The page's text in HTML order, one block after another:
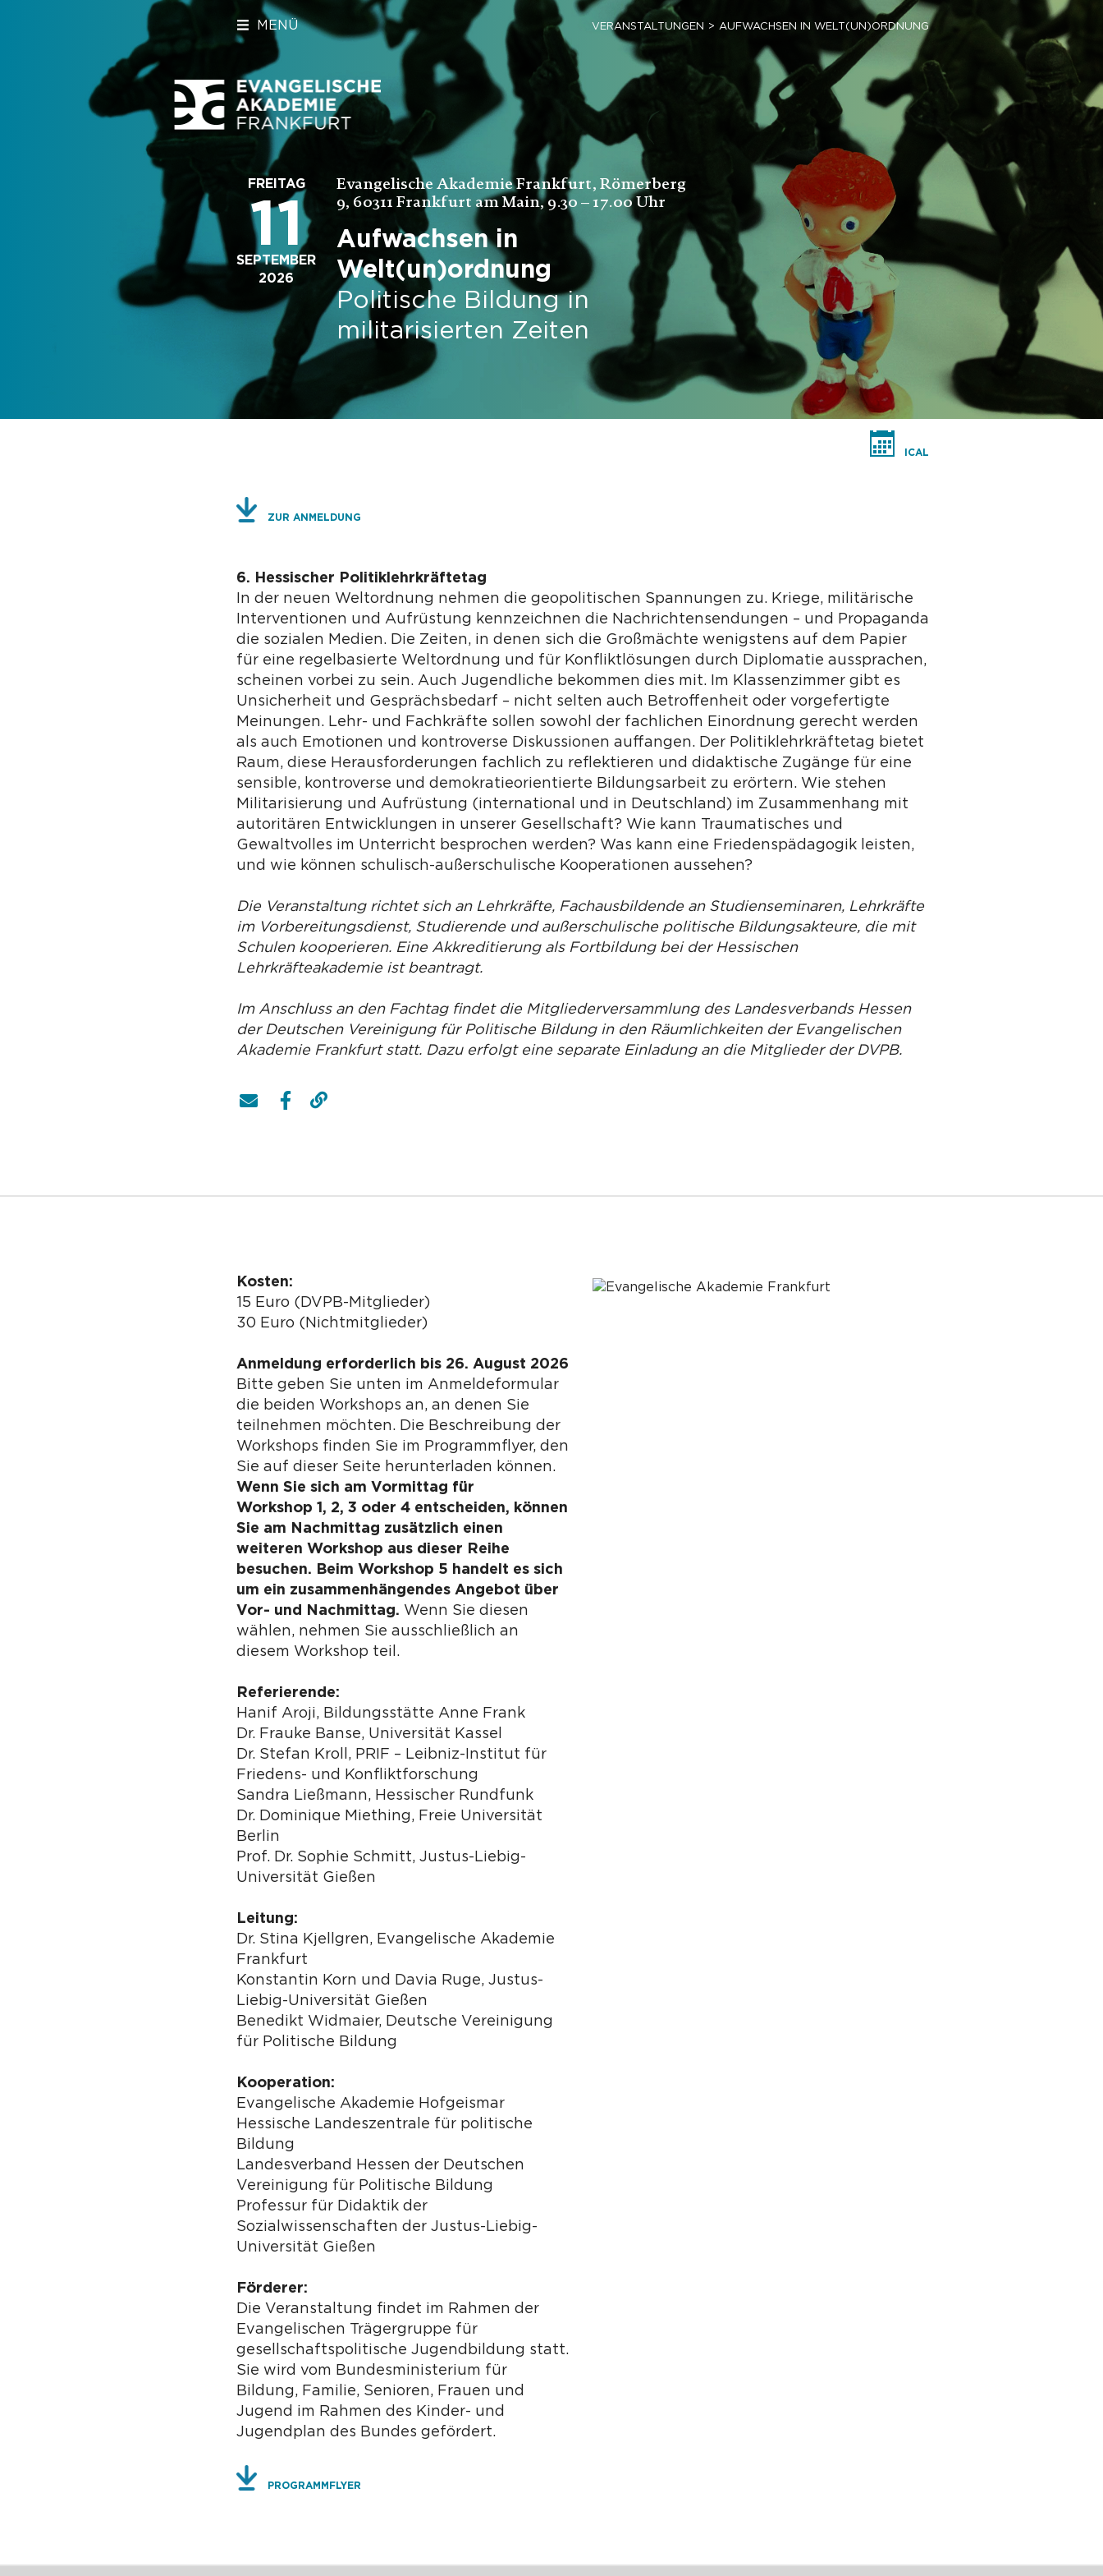
MENÜ VERANSTALTUNGEN AUFWACHSEN IN WELT(UN)ORDNUNG
FREITAG
11
SEPTEMBER
2026
Evangelische Akademie Frankfurt, Römerberg
9, 60311 Frankfurt am Main, 9.30 – 17.00 Uhr
Aufwachsen in
Welt(un)ordnung
Politische Bildung in
militarisierten Zeiten
ICAL
ZUR ANMELDUNG
6. Hessischer Politiklehrkräftetag
In der neuen Weltordnung nehmen die geopolitischen Spannungen zu. Kriege, militärische
Interventionen und Aufrüstung kennzeichnen die Nachrichtensendungen – und Propaganda
die sozialen Medien. Die Zeiten, in denen sich die Großmächte wenigstens auf dem Papier
für eine regelbasierte Weltordnung und für Konfliktlösungen durch Diplomatie aussprachen,
scheinen vorbei zu sein. Auch Jugendliche bekommen dies mit. Im Klassenzimmer gibt es
Unsicherheit und Gesprächsbedarf – nicht selten auch Betroffenheit oder vorgefertigte
Meinungen. Lehr- und Fachkräfte sollen sowohl der fachlichen Einordnung gerecht werden
als auch Emotionen und kontroverse Diskussionen auffangen. Der Politiklehrkräftetag bietet
Raum, diese Herausforderungen fachlich zu reflektieren und didaktische Zugänge für eine
sensible, kontroverse und demokratieorientierte Bildungsarbeit zu erörtern. Wie stehen
Militarisierung und Aufrüstung (international und in Deutschland) im Zusammenhang mit
autoritären Entwicklungen in unserer Gesellschaft? Wie kann Traumatisches und
Gewaltvolles im Unterricht besprochen werden? Was kann eine Friedenspädagogik leisten,
und wie können schulisch-außerschulische Kooperationen aussehen?
Die Veranstaltung richtet sich an Lehrkräfte, Fachausbildende an Studienseminaren, Lehrkräfte
im Vorbereitungsdienst, ­Studierende und außerschulische politische Bildungsakteure, die mit
Schulen kooperieren. Eine Akkreditierung als Fortbildung bei der Hessischen
Lehrkräfteakademie ist beantragt.
Im Anschluss an den Fachtag findet die Mitgliederversammlung des Landesverbands Hessen
der Deutschen Vereinigung für Politische Bildung in den Räumlichkeiten der Evangelischen
Akademie Frankfurt statt. Dazu erfolgt eine separate Einladung an die Mitglieder der DVPB.
Kosten:
15 Euro (DVPB-Mitglieder)
30 Euro (Nichtmitglieder)
Anmeldung erforderlich bis 26. August 2026
Bitte geben Sie unten im Anmeldeformular
die beiden Workshops an, an denen Sie
teilnehmen möchten. Die Beschreibung der
Workshops finden Sie im Programmflyer, den
Sie auf dieser Seite herunterladen können.
Wenn Sie sich am Vormittag für
Workshop 1, 2, 3 oder 4 entscheiden, können
Sie am Nachmittag zusätzlich einen
weiteren Workshop aus dieser Reihe
besuchen. Beim Workshop 5 handelt es sich
um ein zusammenhängendes Angebot über
Vor- und Nachmittag. Wenn Sie diesen
wählen, nehmen Sie ausschließlich an
diesem Workshop teil.
Referierende:
Hanif Aroji, Bildungsstätte Anne Frank
Dr. Frauke Banse, Universität Kassel
Dr. Stefan Kroll, PRIF – Leibniz-Institut für
Friedens- und Konfliktforschung
Sandra Ließmann, Hessischer Rundfunk
Dr. Dominique Miething, Freie Universität
Berlin
Prof. Dr. Sophie Schmitt, Justus-Liebig-
Universität Gießen
Leitung:
Dr. Stina Kjellgren, Evangelische Akademie
Frankfurt
Konstantin Korn und Davia Ruge, Justus-
Liebig-Universität Gießen
Benedikt Widmaier, Deutsche Vereinigung
für Politische Bildung
Kooperation:
Evangelische Akademie Hofgeismar
Hessische Landeszentrale für politische
Bildung
Landesverband Hessen der Deutschen
Vereinigung für Politische Bildung
Professur für Didaktik der
Sozialwissenschaften der Justus-Liebig-
Universität Gießen
Förderer:
Die Veranstaltung findet im Rahmen der
Evangelischen Trägergruppe für
gesellschaftspolitische Jugendbildung statt.
Sie wird vom Bundesministerium für
Bildung, Familie, Senioren, Frauen und
Jugend im Rahmen des Kinder- und
Jugendplan des Bundes gefördert.
PROGRAMMFLYER